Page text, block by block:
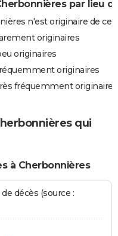
par lieu
n'est originaire de ce
originaires
originaires
originaires
fréquemment originaires
qui
à Cherbonnières
décès (source :